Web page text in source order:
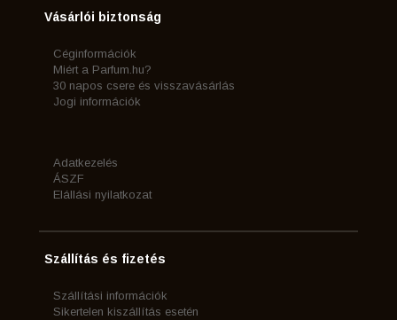
Vásárlói biztonság
Céginformációk
Miért a Parfum.hu?
30 napos csere és visszavásárlás
Jogi információk
Adatkezelés
ÁSZF
Elállási nyilatkozat
Szállítás és fizetés
Szállítási információk
Sikertelen kiszállítás esetén